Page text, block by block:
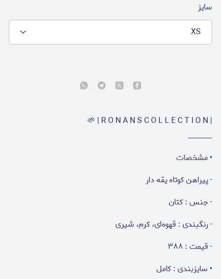
سایز
XS
| R O N A N S C O L L E C T I O N | 🌱
_______
• مشخصات
- پیراهن کوتاه یقه دار
- جنس : کتان
- رنگبندی : قهوه‌ای، کرم، شیری
- قیمت : ۳۸۸
• سایزبندی : کامل